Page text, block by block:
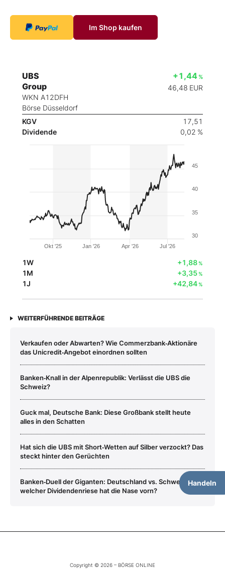
Im Shop kaufen
UBS
Group
WKN A12DFH
Börse Düsseldorf
+1,44 %
46,48 EUR
KGV
17,51
Dividende
0,02 %
Handeln
Okt '25 Jan '26 Apr '26 Jul '26
30
35
40
45
1W +1,88%
1M +3,35%
1J +42,84%
WEITERFÜHRENDE BEITRÄGE
Verkaufen oder Abwarten? Wie Commerzbank‑Aktionäre
das Unicredit‑Angebot einordnen sollten
Banken‑Knall in der Alpenrepublik: Verlässt die UBS die
Schweiz?
Guck mal, Deutsche Bank: Diese Großbank stellt heute
alles in den Schatten
Hat sich die UBS mit Short‑Wetten auf Silber verzockt? Das
steckt hinter den Gerüchten
Banken‑Duell der Giganten: Deutschland vs. Schweiz –
welcher Dividendenriese hat die Nase vorn?
Copyright © 2026 – BÖRSE ONLINE